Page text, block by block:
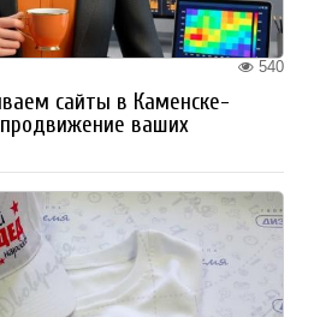
540
сайты в Каменске-
ваших